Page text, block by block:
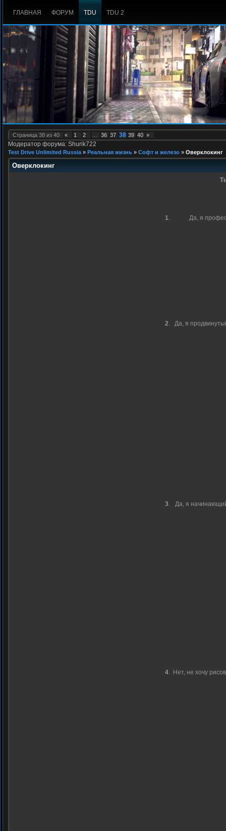
ГЛАВНАЯ ФОРУМ TDU TDU 2
Страница 38 из 40 « 1 2 36 37 38 39 40 »
Модератор форума: Shurik722
Test Drive Unlimited Russia » Реальная жизнь » Софт и железо » Оверклокинг
Оверклокинг
1. Да, я
2. Да, я
3. Да, я
4. Нет, не хочу